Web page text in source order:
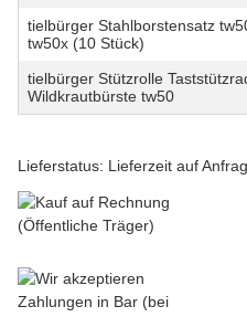
tielbürger Stahlborstensatz
tw50x (10 Stück)
tielbürger Stützrolle
Wildkrautbürste tw50
Lieferstatus: Lieferzeit auf